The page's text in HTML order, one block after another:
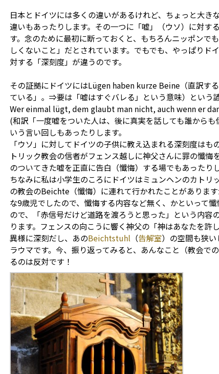
日本とドイツには多くの違いがあるけれど、ちょっと大き
違いもあったりします。その一つに「嘘」（ウソ）に対す
す。念のために最初に断っておくと、もちろんニッポンで
しくないこと」だとされています。でもでも、やっぱりド
対する「深刻度」が違うのです。
その証拠にドイツにはLügen haben kurze Beine（直訳す
ている」。⇒要は「嘘はすぐバレる」という意味）という
Wer einmal lügt, dem glaubt man nicht, auch wenn er
(和訳「一度嘘をついた人は、後に真実を話しても誰から
いう言い回しもあったりします。
「ウソ」に対してドイツの子供に教え込まれる深刻度はも
トリック教会の信者がフェンス越しに神父さんに罪の懺
のついてきた嘘を正直に告白（懺悔）する場でもあったり
ちなみに私は小学生のころにドイツはミュンヘンのカトリ
の教会のBeichte（懺悔）に連れて行かれたことがありま
な9歳児でしたので、懺悔する内容など無く、かといって
ので、「赤信号だけど道路を渡ろうと思った」という内容
ります。フェンスの向こうに響く神父の「神はあなたを許
異様に深刻だし、あのBeichtstuhl （告解室）の空間も狭
ラウマです。今、振り返ってみると、あんなこと（教会で
るのは反対です！